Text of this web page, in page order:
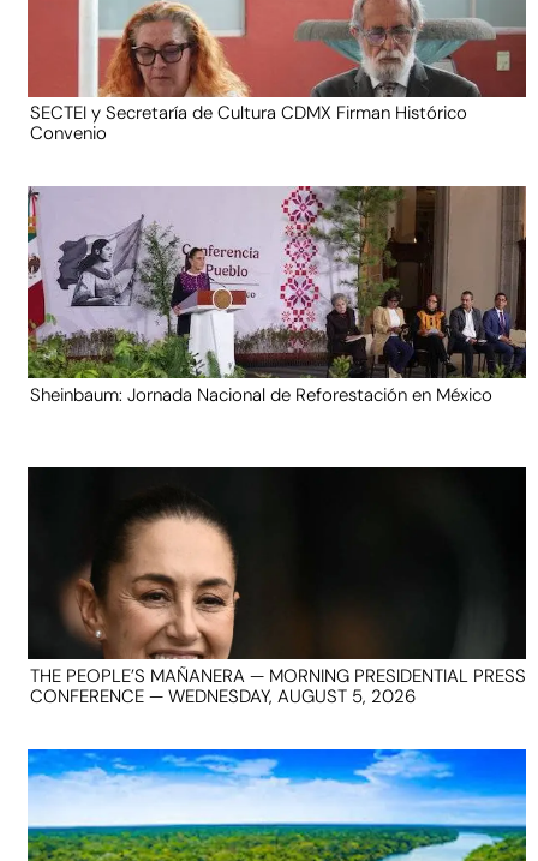
SECTEI y Secretaría de Cultura CDMX Firman Histórico
Convenio
Sheinbaum: Jornada Nacional de Reforestación en México
THE PEOPLE’S MAÑANERA — MORNING PRESIDENTIAL PRESS
CONFERENCE — WEDNESDAY, AUGUST 5, 2026